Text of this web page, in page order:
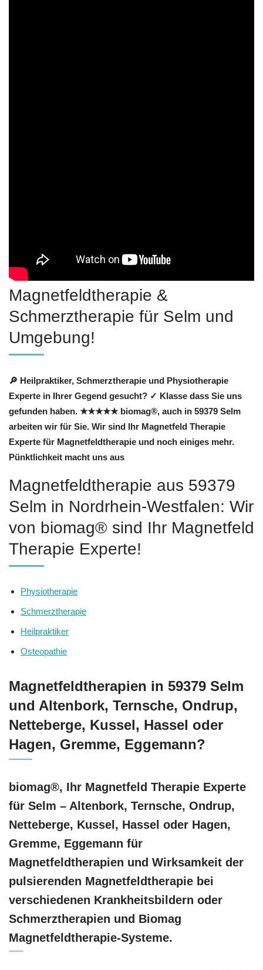
Magnetfeldtherapie &
Schmerztherapie für Selm und
Umgebung!
🔎 Heilpraktiker, Schmerztherapie und Physiotherapie
Experte in Ihrer Gegend gesucht? ✓ Klasse dass Sie uns
gefunden haben. ★★★★★ biomag®, auch in 59379 Selm
arbeiten wir für Sie. Wir sind Ihr Magnetfeld Therapie
Experte für Magnetfeldtherapie und noch einiges mehr.
Pünktlichkeit macht uns aus
Magnetfeldtherapie aus 59379
Selm in Nordrhein-Westfalen: Wir
von biomag® sind Ihr Magnetfeld
Therapie Experte!
Physiotherapie
Schmerztherapie
Heilpraktiker
Osteopathie
Magnetfeldtherapien in 59379 Selm
und Altenbork, Ternsche, Ondrup,
Netteberge, Kussel, Hassel oder
Hagen, Gremme, Eggemann?
biomag®, Ihr Magnetfeld Therapie Experte
für Selm – Altenbork, Ternsche, Ondrup,
Netteberge, Kussel, Hassel oder Hagen,
Gremme, Eggemann für
Magnetfeldtherapien und Wirksamkeit der
pulsierenden Magnetfeldtherapie bei
verschiedenen Krankheitsbildern oder
Schmerztherapien und Biomag
Magnetfeldtherapie-Systeme.